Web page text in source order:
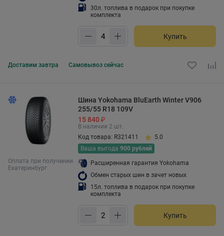
30л. топлива в подарок при покупке
комплекта
Купить
Доставим завтра Самовывоз сейчас
Оплата при получении
Екатеринбург
Шина Yokohama BluEarth Winter V906
255/55 R18 109V
15 840 ₽
В наличии 2 шт.
Код товара: R321411
5.0
Ваша выгода 900 рублей
Расширенная гарантия Yokohama
Обмен старых шин в зачет новых
15л. топлива в подарок при покупке
комплекта
Купить